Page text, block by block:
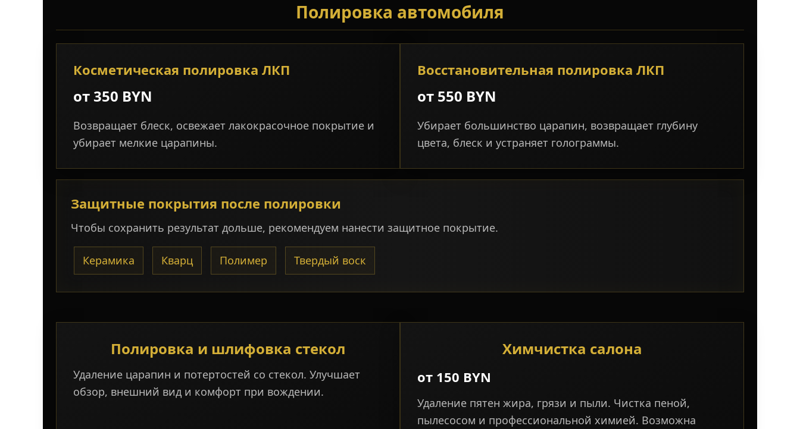
Полировка автомобиля
Косметическая полировка ЛКП
от 350 BYN
Возвращает блеск, освежает лакокрасочное покрытие и
убирает мелкие царапины.
Восстановительная полировка ЛКП
от 550 BYN
Убирает большинство царапин, возвращает глубину
цвета, блеск и устраняет голограммы.
Защитные покрытия после полировки
Чтобы сохранить результат дольше, рекомендуем нанести защитное покрытие.
Керамика Кварц Полимер Твердый воск
Полировка и шлифовка стекол
Удаление царапин и потертостей со стекол. Улучшает
обзор, внешний вид и комфорт при вождении.
Химчистка салона
от 150 BYN
Удаление пятен жира, грязи и пыли. Чистка пеной,
пылесосом и профессиональной химией. Возможна